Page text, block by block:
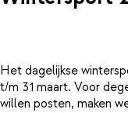
Het dagelijkse
t/m 31 maart. Voor
willen posten, maken